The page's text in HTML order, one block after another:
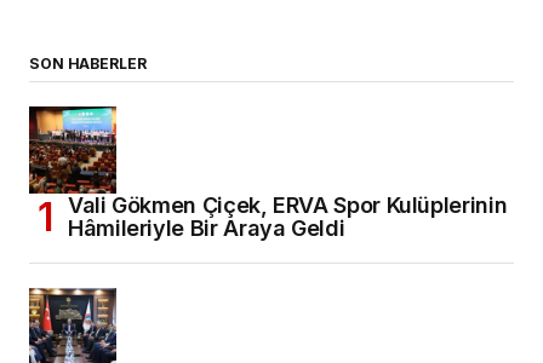
SON HABERLER
Vali Gökmen Çiçek, ERVA Spor Kulüplerinin
Hâmileriyle Bir Araya Geldi